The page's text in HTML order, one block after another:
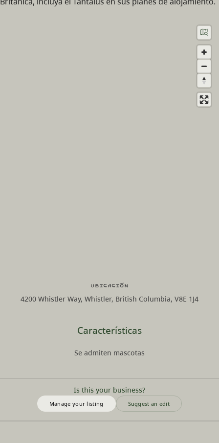
Características
Se admiten mascotas
Is this your business?
Manage your listing Suggest an edit
Ubicación
4200 Whistler Way, Whistler, British Columbia, V8E 1J4